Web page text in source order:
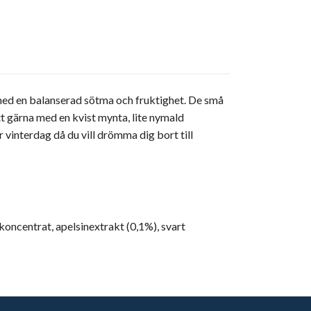
en balanserad sötma och fruktighet. De små
med en kvist mynta, lite nymald
vinterdag då du vill drömma dig bort till
apelsinextrakt (0,1%), svart